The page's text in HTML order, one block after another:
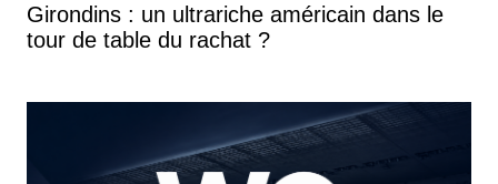
Girondins : un ultrariche américain dans le
tour de table du rachat ?